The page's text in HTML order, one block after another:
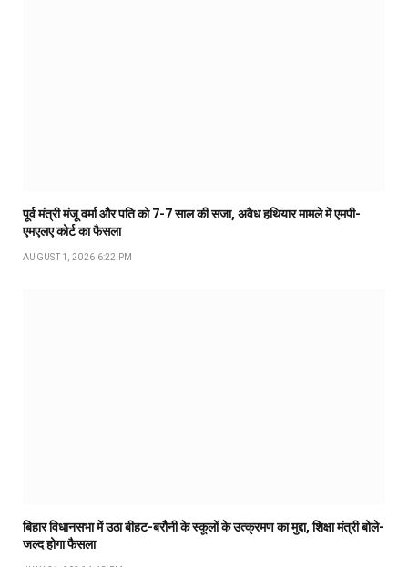
पूर्व मंत्री मंजू वर्मा और पति को 7-7 साल की सजा, अवैध हथियार मामले में एमपी-
एमएलए कोर्ट का फैसला
AUGUST 1, 2026 6:22 PM
बिहार विधानसभा में उठा बीहट-बरौनी के स्कूलों के उत्क्रमण का मुद्दा, शिक्षा मंत्री बोले-
जल्द होगा फैसला